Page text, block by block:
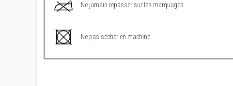
Ne jamais repasser sur les marquages
Ne pas sécher en machine